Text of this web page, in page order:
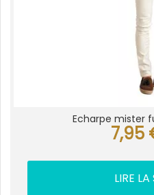
Echarpe mister
7,95
LIRE LA